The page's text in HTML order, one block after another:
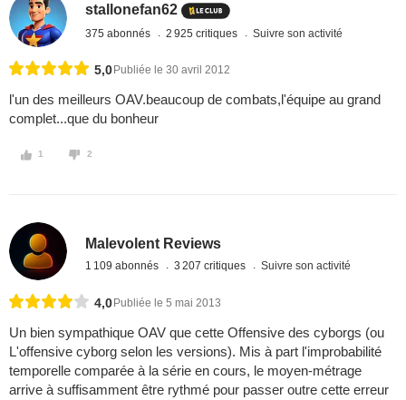
stallonefan62
375 abonnés 2 925 critiques Suivre son activité
5,0 Publiée le 30 avril 2012
l'un des meilleurs OAV.beaucoup de combats,l'équipe au grand
complet...que du bonheur
1 2
Malevolent Reviews
1 109 abonnés 3 207 critiques Suivre son activité
4,0 Publiée le 5 mai 2013
Un bien sympathique OAV que cette Offensive des cyborgs (ou
L'offensive cyborg selon les versions). Mis à part l'improbabilité
temporelle comparée à la série en cours, le moyen-métrage
arrive à suffisamment être rythmé pour passer outre cette erreur